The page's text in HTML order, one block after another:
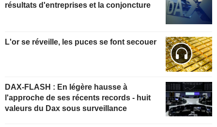
résultats d'entreprises et la conjoncture
L'or se réveille, les puces se font secouer
DAX-FLASH : En légère hausse à
l'approche de ses récents records - huit
valeurs du Dax sous surveillance